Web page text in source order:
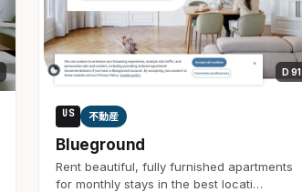
D 91
US 不動産
Blueground
Rent beautiful, fully furnished apartments
for monthly stays in the best locati…